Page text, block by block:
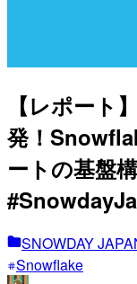
【レポート
発！
ートの基盤
SNOWDAY
Snowflake